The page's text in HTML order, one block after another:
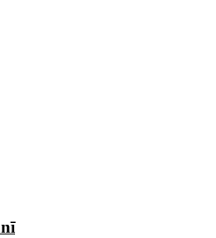
von allem!